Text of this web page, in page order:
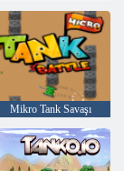
Mikro Tank Savaşı